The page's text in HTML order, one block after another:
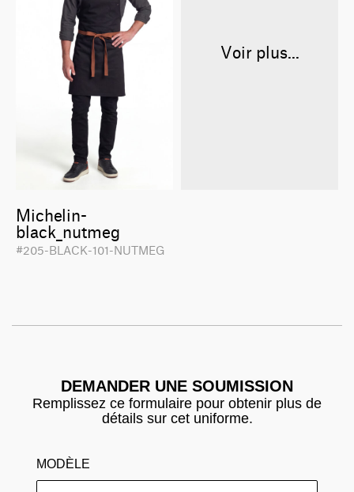
Michelin-
black_nutmeg
#205-BLACK-101-NUTMEG
Voir plus...
DEMANDER UNE SOUMISSION
Remplissez ce formulaire pour obtenir plus de
détails sur cet uniforme.
MODÈLE